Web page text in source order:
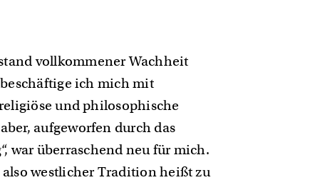
vollkommener Wachheit
ich mich mit
und philosophische
aufgeworfen durch das
war überraschend neu für mich.
westlicher Tradition heißt zu